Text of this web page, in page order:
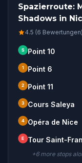
Spazierroute:
Shadows in
4.5 (6 Bewertungen)
S Point 10
1 Point 6
2 Point 11
3 Cours Saleya
4 Opéra de Nice
E Tour Saint-
+6more stops